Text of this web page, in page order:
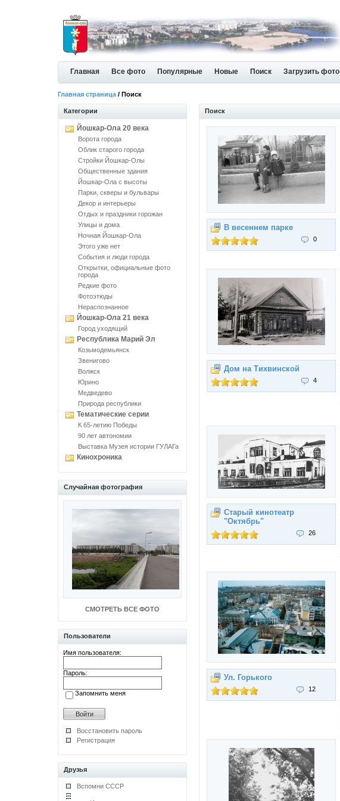
Главная Все фото Популярные Новые Поиск Загрузить фото
Главная страница / Поиск
Категории
Йошкар-Ола 20 века
Ворота города
Облик старого города
Стройки Йошкар-Олы
Общественные здания
Йошкар-Ола с высоты
Парки, скверы и бульвары
Декор и интерьеры
Отдых и праздники горожан
Улицы и дома
Ночная Йошкар-Ола
Этого уже нет
События и люди города
Открытки, официальные фото
города
Редкие фото
Фотоэтюды
Нераспознанное
Йошкар-Ола 21 века
Город уходящий
Республика Марий Эл
Козьмодемьянск
Звенигово
Волжск
Юрино
Медведево
Природа республики
Тематические серии
К 65-летию Победы
90 лет автономии
Выставка Музея истории ГУЛАГа
Кинохроника
Случайная фотография
СМОТРЕТЬ ВСЕ ФОТО
Пользователи
Имя пользователя:
Пароль:
Запомнить меня
Восстановить пароль
Регистрация
Друзья
Вспомни СССР
Поиск
В весеннем парке
0
Дом на Тихвинской
4
Старый кинотеатр
"Октябрь"
26
Ул. Горького
12